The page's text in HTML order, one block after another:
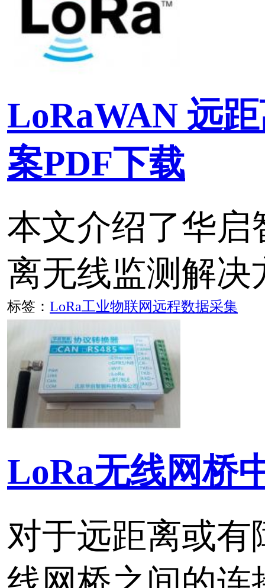
目前也包含多种技术，
Sigfox、Weightless和
端
CR140SM 是集成
的光电感烟火灾探测报
署在需要安全防护， 对
报警的场所。
标签： LoRa无线测控终端LoRa无线采集
LoRaWAN数字式温湿
CR140TH是华启智能数
LoRaWAN无线测控模块